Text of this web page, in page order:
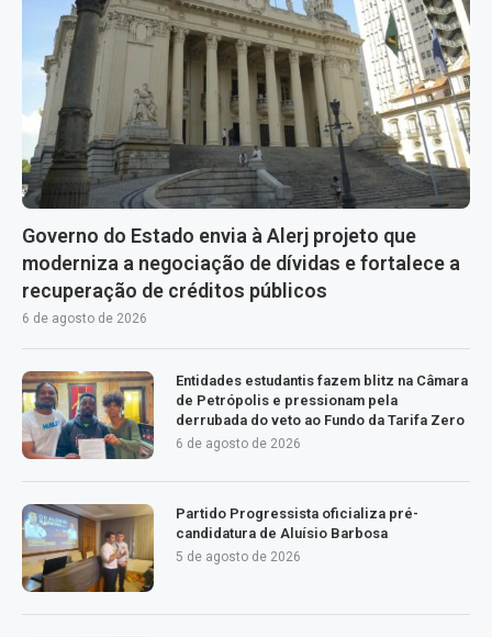
Governo do Estado envia à Alerj projeto que
moderniza a negociação de dívidas e fortalece a
recuperação de créditos públicos
6 de agosto de 2026
Entidades estudantis fazem blitz na Câmara
de Petrópolis e pressionam pela
derrubada do veto ao Fundo da Tarifa Zero
6 de agosto de 2026
Partido Progressista oficializa pré-
candidatura de Aluísio Barbosa
5 de agosto de 2026